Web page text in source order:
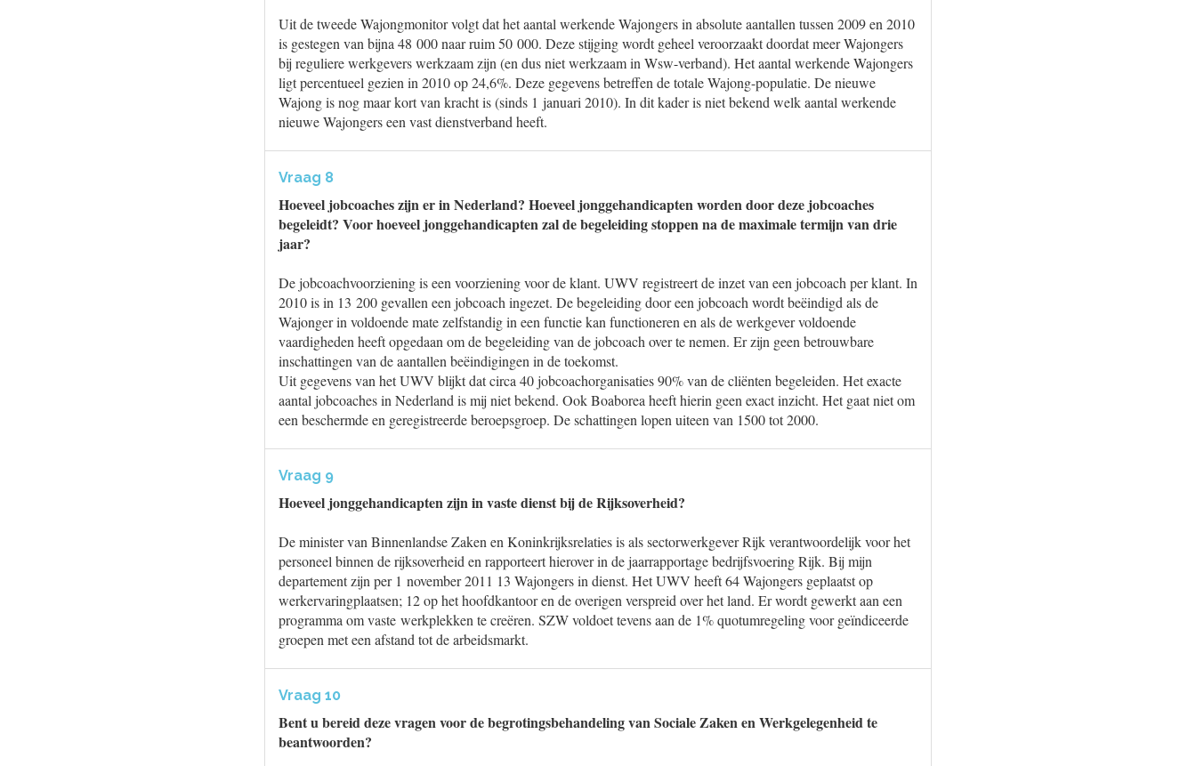
Uit de tweede Wajongmonitor volgt dat het aantal werkende Wajongers in absolute aantallen tussen 2009 en 2010
is gestegen van bijna 48 000 naar ruim 50 000. Deze stijging wordt geheel veroorzaakt doordat meer Wajongers
bij reguliere werkgevers werkzaam zijn (en dus niet werkzaam in Wsw-verband). Het aantal werkende Wajongers
ligt percentueel gezien in 2010 op 24,6%. Deze gegevens betreffen de totale Wajong-populatie. De nieuwe
Wajong is nog maar kort van kracht is (sinds 1 januari 2010). In dit kader is niet bekend welk aantal werkende
nieuwe Wajongers een vast dienstverband heeft.
Vraag 8
Hoeveel jobcoaches zijn er in Nederland? Hoeveel jonggehandicapten worden door deze jobcoaches
begeleidt? Voor hoeveel jonggehandicapten zal de begeleiding stoppen na de maximale termijn van drie
jaar?
De jobcoachvoorziening is een voorziening voor de klant. UWV registreert de inzet van een jobcoach per klant. In
2010 is in 13 200 gevallen een jobcoach ingezet. De begeleiding door een jobcoach wordt beëindigd als de
Wajonger in voldoende mate zelfstandig in een functie kan functioneren en als de werkgever voldoende
vaardigheden heeft opgedaan om de begeleiding van de jobcoach over te nemen. Er zijn geen betrouwbare
inschattingen van de aantallen beëindigingen in de toekomst.
Uit gegevens van het UWV blijkt dat circa 40 jobcoachorganisaties 90% van de cliënten begeleiden. Het exacte
aantal jobcoaches in Nederland is mij niet bekend. Ook Boaborea heeft hierin geen exact inzicht. Het gaat niet om
een beschermde en geregistreerde beroepsgroep. De schattingen lopen uiteen van 1500 tot 2000.
Vraag 9
Hoeveel jonggehandicapten zijn in vaste dienst bij de Rijksoverheid?
De minister van Binnenlandse Zaken en Koninkrijksrelaties is als sectorwerkgever Rijk verantwoordelijk voor het
personeel binnen de rijksoverheid en rapporteert hierover in de jaarrapportage bedrijfsvoering Rijk. Bij mijn
departement zijn per 1 november 2011 13 Wajongers in dienst. Het UWV heeft 64 Wajongers geplaatst op
werkervaringplaatsen; 12 op het hoofdkantoor en de overigen verspreid over het land. Er wordt gewerkt aan een
programma om vaste werkplekken te creëren. SZW voldoet tevens aan de 1% quotumregeling voor geïndiceerde
groepen met een afstand tot de arbeidsmarkt.
Vraag 10
Bent u bereid deze vragen voor de begrotingsbehandeling van Sociale Zaken en Werkgelegenheid te
beantwoorden?